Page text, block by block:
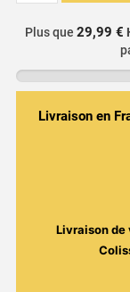
d'étanchéité
Protank
2
Plus que 29,99 €
Livraison en
Livraison